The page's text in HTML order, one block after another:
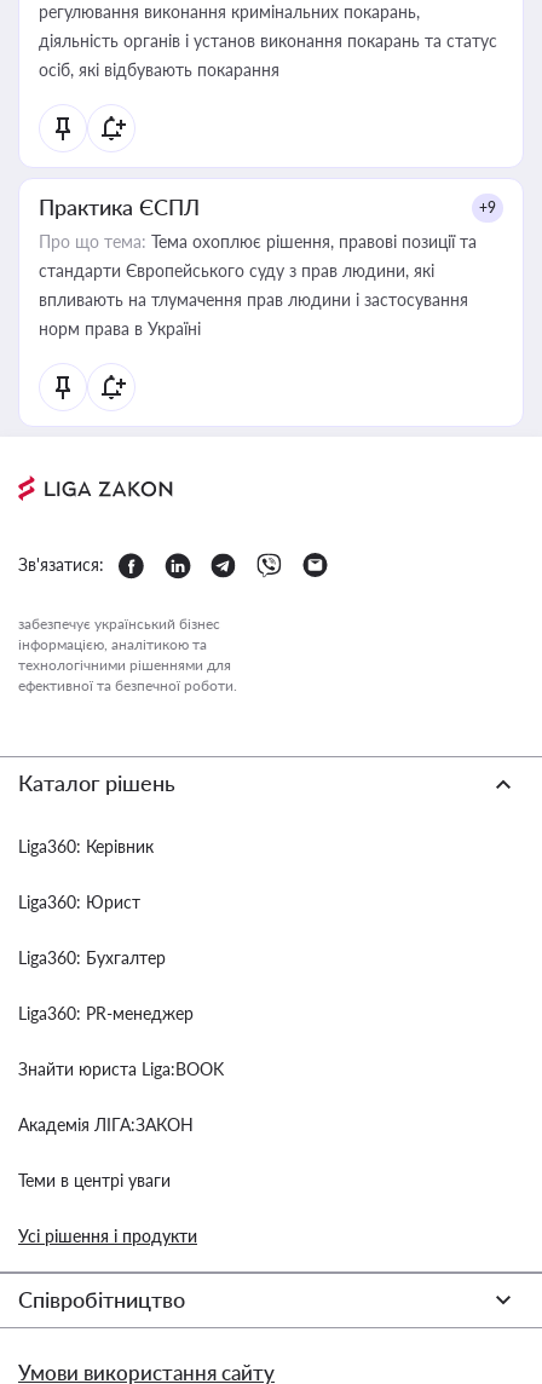
регулювання виконання кримінальних покарань,
діяльність органів і установ виконання покарань та статус
осіб, які відбувають покарання
Практика ЄСПЛ +9
Про що тема: Тема охоплює рішення, правові позиції та
стандарти Європейського суду з прав людини, які
впливають на тлумачення прав людини і застосування
норм права в Україні
Зв'язатися:
забезпечує український бізнес
інформацією, аналітикою та
технологічними рішеннями для
ефективної та безпечної роботи.
Каталог рішень
Liga360: Керівник
Liga360: Юрист
Liga360: Бухгалтер
Liga360: PR-менеджер
Знайти юриста Liga:BOOK
Академія ЛІГА:ЗАКОН
Теми в центрі уваги
Усі рішення і продукти
Співробітництво
Умови використання сайту